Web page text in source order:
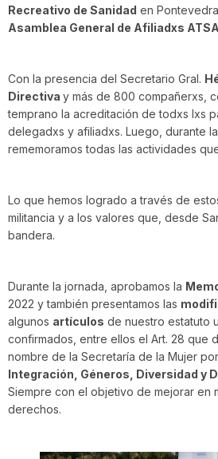
Recreativo de Sanidad en
Asamblea General de Afiliadxs
Con la presencia del Secretario Gral.
Directiva y más de 800 compañerxs,
temprano la acreditación de todxs lxs
delegadxs y afiliadxs. Luego, durante la
rememoramos todas las actividades
Lo que hemos logrado a través de
militancia y a los valores que, desde
bandera.
Durante la jornada, aprobamos la
2022 y también presentamos las
algunos artículos de nuestro estatuto
confirmados, entre ellos el Art. 28 que
nombre de la Secretaría de la Mujer
Integración, Géneros, Diversidad y
Siempre con el objetivo de mejorar en
derechos.